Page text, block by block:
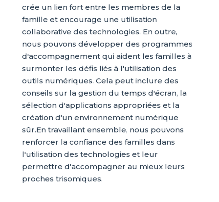
crée un lien fort entre les membres de la
famille et encourage une utilisation
collaborative des technologies. En outre,
nous pouvons développer des programmes
d'accompagnement qui aident les familles à
surmonter les défis liés à l'utilisation des
outils numériques. Cela peut inclure des
conseils sur la gestion du temps d'écran, la
sélection d'applications appropriées et la
création d'un environnement numérique
sûr.En travaillant ensemble, nous pouvons
renforcer la confiance des familles dans
l'utilisation des technologies et leur
permettre d'accompagner au mieux leurs
proches trisomiques.